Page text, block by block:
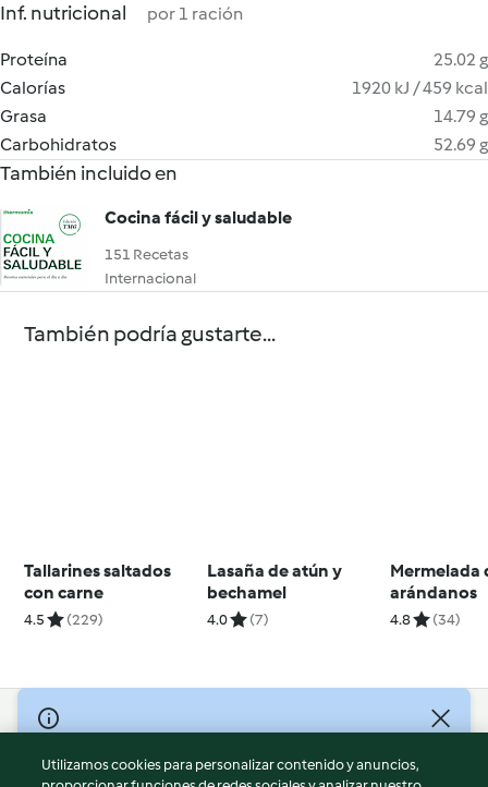
Inf. nutricional por 1 ración
Proteína
25.02 g
Calorías
1920 kJ / 459 kcal
Grasa
14.79 g
Carbohidratos
52.69 g
También incluido en
Cocina fácil y saludable
151 Recetas
Internacional
También podría gustarte...
Tallarines saltados
con carne
4.5 (229)
Lasaña de atún y
bechamel
4.0 (7)
Mermelada
arándanos
4.8 (34)
© Copyright 2026
Términos de uso
Utilizamos cookies para personalizar contenido y anuncios,